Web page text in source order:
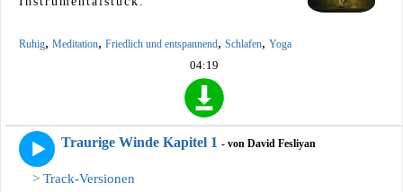
Ruhig, Meditation, Friedlich und entspannend, Schlafen, Yoga
04:19
Traurige Winde Kapitel 1 - von David Fesliyan
> Track-Versionen